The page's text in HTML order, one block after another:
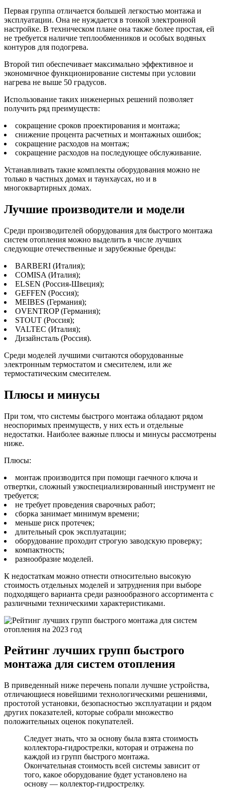
Первая группа отличается большей легкостью монтажа и
эксплуатации. Она не нуждается в тонкой электронной
настройке. В техническом плане она также более простая, ей
не требуется наличие теплообменников и особых водяных
контуров для подогрева.
Второй тип обеспечивает максимально эффективное и
экономичное функционирование системы при условии
нагрева не выше 50 градусов.
Использование таких инженерных решений позволяет
получить ряд преимуществ:
сокращение сроков проектирования и монтажа;
снижение процента расчетных и монтажных ошибок;
сокращение расходов на монтаж;
сокращение расходов на последующее обслуживание.
Устанавливать такие комплекты оборудования можно не
только в частных домах и таунхаусах, но и в
многоквартирных домах.
Лучшие производители и модели
Среди производителей оборудования для быстрого монтажа
систем отопления можно выделить в числе лучших
следующие отечественные и зарубежные бренды:
BARBERI (Италия);
COMISA (Италия);
ELSEN (Россия-Швеция);
GEFFEN (Россия);
MEIBES (Германия);
OVENTROP (Германия);
STOUT (Россия);
VALTEC (Италия);
Дизайнсталь (Россия).
Среди моделей лучшими считаются оборудованные
электронным термостатом и смесителем, или же
термостатическим смесителем.
Плюсы и минусы
При том, что системы быстрого монтажа обладают рядом
неоспоримых преимуществ, у них есть и отдельные
недостатки. Наиболее важные плюсы и минусы рассмотрены
ниже.
Плюсы:
монтаж производится при помощи гаечного ключа и
отвертки, сложный узкоспециализированный инструмент не
требуется;
не требует проведения сварочных работ;
сборка занимает минимум времени;
меньше риск протечек;
длительный срок эксплуатации;
оборудование проходит строгую заводскую проверку;
компактность;
разнообразие моделей.
К недостаткам можно отнести относительно высокую
стоимость отдельных моделей и затруднения при выборе
подходящего варианта среди разнообразного ассортимента с
различными техническими характеристиками.
Рейтинг лучших групп быстрого
монтажа для систем отопления
В приведенный ниже перечень попали лучшие устройства,
отличающиеся новейшими технологическими решениями,
простотой установки, безопасностью эксплуатации и рядом
других показателей, которые собрали множество
положительных оценок покупателей.
Следует знать, что за основу была взята стоимость
коллектора-гидрострелки, которая и отражена по
каждой из групп быстрого монтажа.
Окончательная стоимость всей системы зависит от
того, какое оборудование будет установлено на
основу — коллектор-гидрострелку.